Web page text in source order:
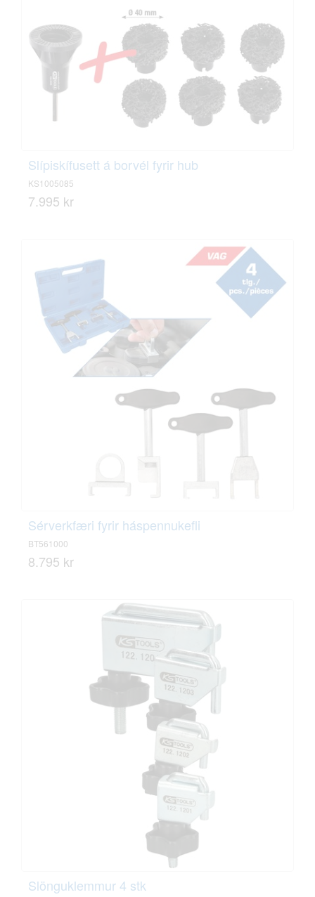
Slípiskífusett á borvél fyrir hub
KS1005085
7.995 kr
Sérverkfæri fyrir háspennukefli
BT561000
8.795 kr
Slönguklemmur 4 stk